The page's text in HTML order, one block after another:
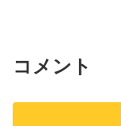
コメント